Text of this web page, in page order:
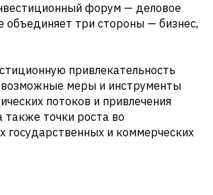
форум — деловое
объединяет три стороны — бизнес,
привлекательность
возможные меры и инструменты
потоков и привлечения
также точки роста во
государственных и коммерческих